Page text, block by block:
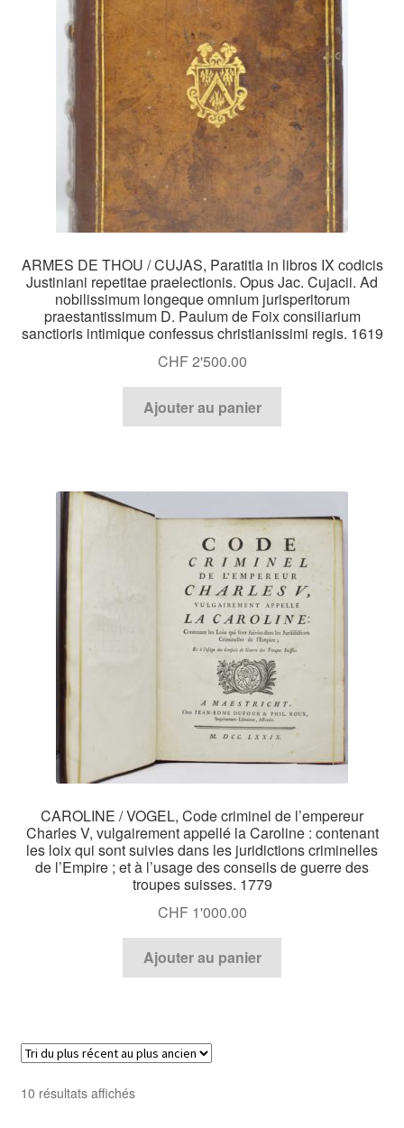
ARMES DE THOU / CUJAS, Paratitla in libros IX codicis
Justiniani repetitae praelectionis. Opus Jac. Cujacii. Ad
nobilissimum longeque omnium jurisperitorum
praestantissimum D. Paulum de Foix consiliarium
sanctioris intimique confessus christianissimi regis. 1619
CHF2'500.00
Ajouter au panier
CAROLINE / VOGEL, Code criminel de l’empereur
Charles V, vulgairement appellé la Caroline : contenant
les loix qui sont suivies dans les juridictions criminelles
de l’Empire ; et à l’usage des conseils de guerre des
troupes suisses. 1779
CHF1'000.00
Ajouter au panier
10 résultats affichésTrié